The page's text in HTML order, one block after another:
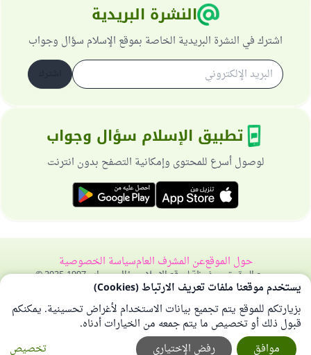
النشرة البريدية
اشترك في النشرة البريدية الخاصة بموقع الإسلام سؤال وجواب
تطبيق الإسلام سؤال وجواب
لوصول أسرع للمحتوى وإمكانية التصفح بدون انترنت
حول الموقععن المشرف العامسياسة الخصوصية
جميع الحقوق محفوظة لموقع الإسلام سؤال وجواب 1997-2025 ©
يستخدم موقعنا ملفات تعريف الارتباط (Cookies)
بزيارتكم للموقع يتم تجميع بيانات الاستخدام لأغراض تحسينية. يمكنكم
قبول ذلك أو تخصيص ما يتم جمعه من الخيارات أدناه.
تخصيص
رفض الإختياري موافق